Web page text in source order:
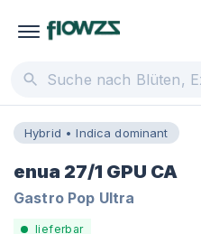
Hybrid • Indica dominant
enua 27/1 GPU CA
Gastro Pop Ultra
lieferbar